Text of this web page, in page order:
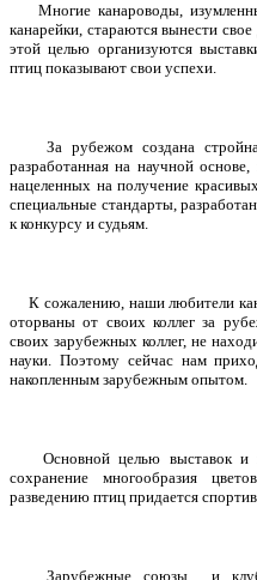
Многие канароводы,
канарейки, стараются вынести
этой целью организуются
птиц показывают свои успехи.
За рубежом создана
разработанная на научной
нацеленных на получение
специальные стандарты,
к конкурсу и судьям.
К сожалению, наши любители
оторваны от своих коллег за
своих зарубежных коллег, не
науки. Поэтому сейчас нам
накопленным зарубежным опытом.
Основной целью выставок и
сохранение многообразия
разведению птиц придается
Зарубежные союзы и клубы